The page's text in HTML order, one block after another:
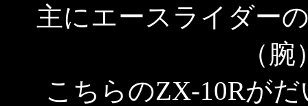
主にエースライダー
（
こちらのZX-10Rが